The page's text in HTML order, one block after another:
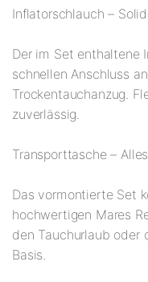
Inflatorschlauch –
Der im Set enthaltene
schnellen Anschluss
Trockentauchanzug.
zuverlässig.
Transporttasche –
Das vormontierte Set
hochwertigen Mares
den Tauchurlaub oder
Basis.